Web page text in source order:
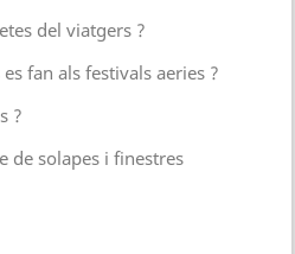
del viatgers ?
fan als festivals aeries ?
?
de solapes i finestres